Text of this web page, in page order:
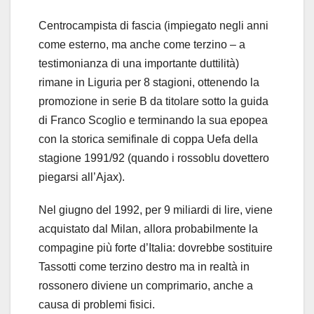
Centrocampista di fascia (impiegato negli anni
come esterno, ma anche come terzino – a
testimonianza di una importante duttilità)
rimane in Liguria per 8 stagioni, ottenendo la
promozione in serie B da titolare sotto la guida
di Franco Scoglio e terminando la sua epopea
con la storica semifinale di coppa Uefa della
stagione 1991/92 (quando i rossoblu dovettero
piegarsi all’Ajax).
Nel giugno del 1992, per 9 miliardi di lire, viene
acquistato dal Milan, allora probabilmente la
compagine più forte d’Italia: dovrebbe sostituire
Tassotti come terzino destro ma in realtà in
rossonero diviene un comprimario, anche a
causa di problemi fisici.